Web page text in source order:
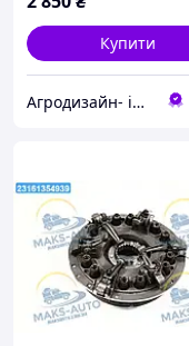
Купити
Агродизайн- інтернет-магазин запчастин до тракторів